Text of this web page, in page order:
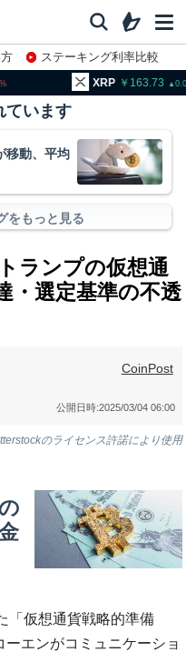
ステーキング利率比較
BNB
ています
移動、平均
をもっと見る
ランプの仮想通
・選定基準の不透
CoinPost
公開日時:2025/03/04 06:00
のライセンス許諾により使用
「仮想通貨戦略的準備
エンがコミュニケーショ